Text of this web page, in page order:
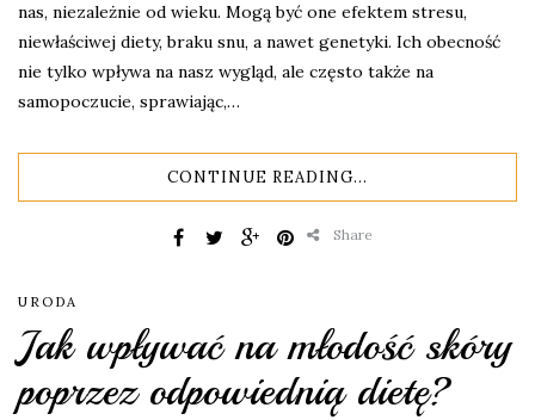
nas, niezależnie od wieku. Mogą być one efektem stresu,
niewłaściwej diety, braku snu, a nawet genetyki. Ich obecność
nie tylko wpływa na nasz wygląd, ale często także na
samopoczucie, sprawiając,…
CONTINUE READING...
Share
URODA
Jak wpływać na młodość skóry
poprzez odpowiednią dietę?